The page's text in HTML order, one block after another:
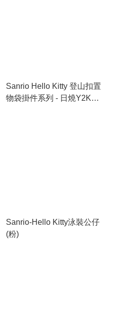
Sanrio Hello Kitty 登山扣置
物袋掛件系列 - 日燒Y2K黑
Sanrio-Hello Kitty泳裝公仔
(粉)